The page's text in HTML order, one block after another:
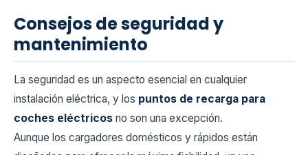
Consejos de seguridad y
mantenimiento
La seguridad es un aspecto esencial en cualquier
instalación eléctrica, y los puntos de recarga para
coches eléctricos no son una excepción.
Aunque los cargadores domésticos y rápidos están